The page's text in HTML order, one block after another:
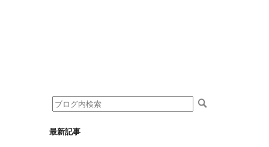
最新記事